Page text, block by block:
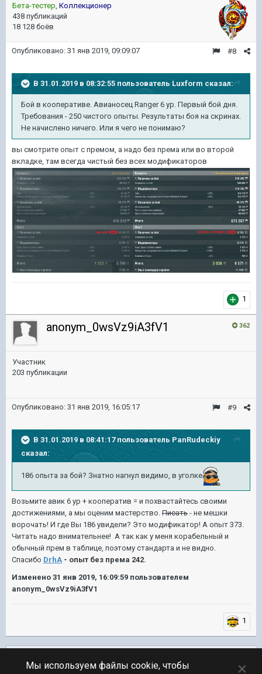
Бета-тестер, Коллекционер
438 публикаций
18 128 боёв
#8
Опубликовано: 31 янв 2019, 09:09:07
В 31.01.2019 в 08:32:55 пользователь Luxform сказал:
Бой в кооперативе. Авианосец Ranger 6 ур. Первый бой дня.
Требования - 250 чистого опыты. Результаты боя на скринах.
Не начислено ничего. Или я чего не понимаю?
вы смотрите опыт с премом, а надо без према или во второй
вкладке, там всегда чистый без всех модификаторов
1
362
anonym_0wsVz9iA3fV1
Участник
203 публикации
#9
Опубликовано: 31 янв 2019, 16:05:17
В 31.01.2019 в 08:41:17 пользователь PanRudeckiy
сказал:
186 опыта за бой? Знатно нагнул видимо, в уголке
Возьмите авик 6 ур + кооператив = и похвастайтесь своими
достижениями, а мы оценим мастерство. Писать - не мешки
ворочать! И где Вы 186 увидели? Это модификатор! А опыт 373.
Читать надо внимательнее! А так как у меня корабельный и
обычный прем в таблице, поэтому стандарта и не видно.
Спасибо DrhA - опыт без према 242.
Изменено 31 янв 2019, 16:09:59 пользователем
anonym_0wsVz9iA3fV1
1
Мы используем файлы cookie, чтобы ×